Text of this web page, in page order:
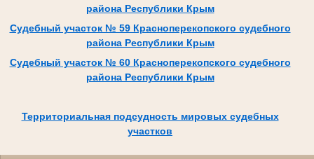
района Республики Крым
Судебный участок № 59 Красноперекопского судебного
района Республики Крым
Судебный участок № 60 Красноперекопского судебного
района Республики Крым
Территориальная подсудность мировых судебных
участков